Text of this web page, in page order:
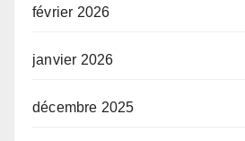
février 2026
janvier 2026
décembre 2025